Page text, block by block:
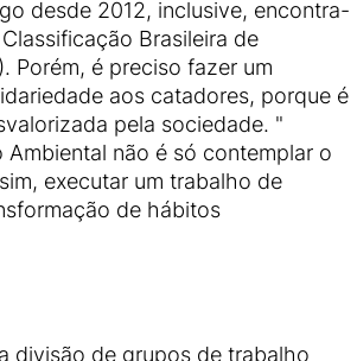
desde 2012, inclusive, encontra-
Brasileira de
Porém, é preciso fazer um
aos catadores, porque é
pela sociedade. "
Ambiental não é só contemplar o
executar um trabalho de
de hábitos
divisão de grupos de trabalho